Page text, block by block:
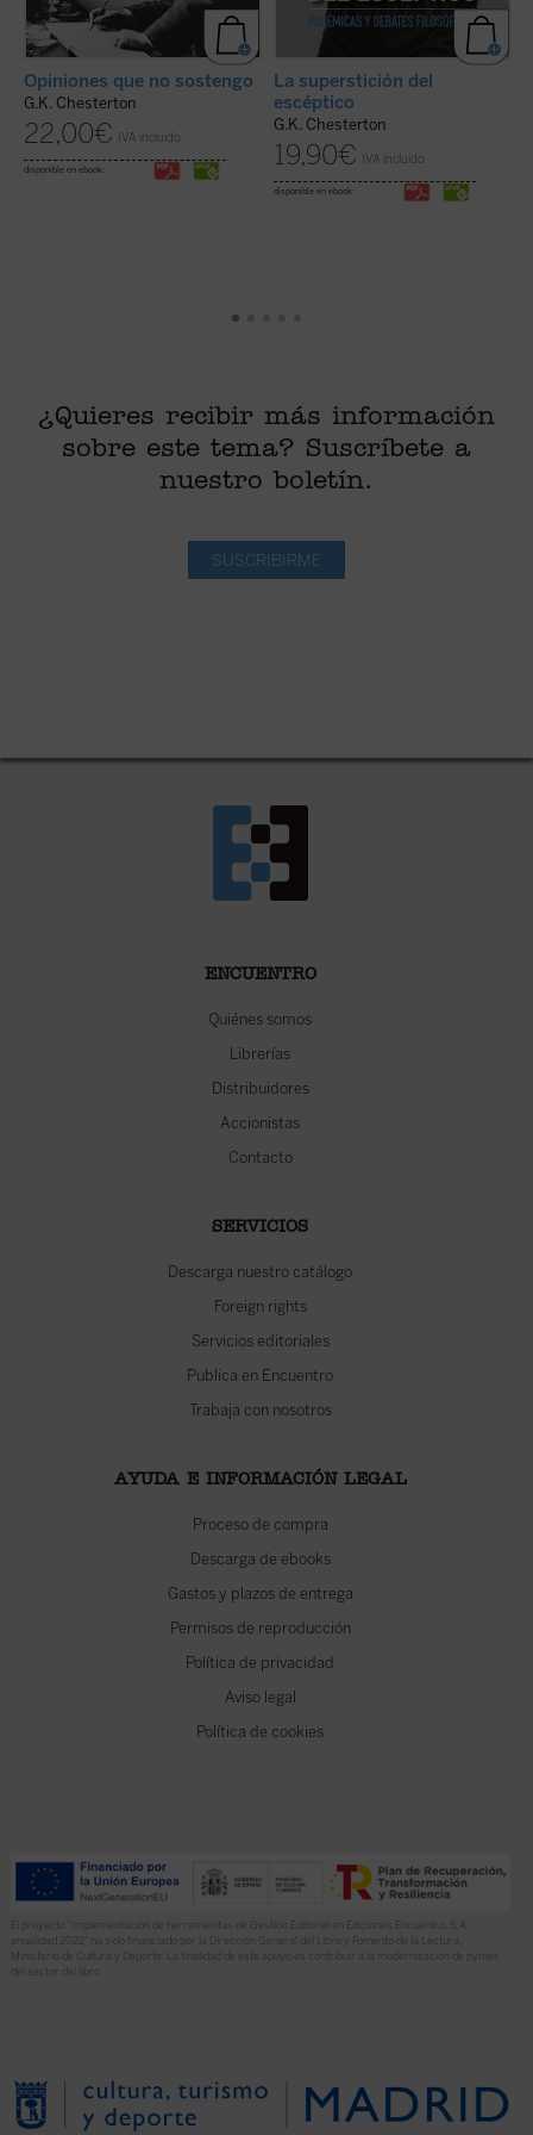
Opiniones que no sostengo
G.K. Chesterton
22,00€ IVA incluido
disponible en ebook:
La superstición del
escéptico
G.K. Chesterton
19,90€ IVA incluido
disponible en ebook:
¿Quieres recibir más información
sobre este tema? Suscríbete a
nuestro boletín.
SUSCRIBIRME
ENCUENTRO
Quiénes somos
Librerías
Distribuidores
Accionistas
Contacto
SERVICIOS
Descarga nuestro catálogo
Foreign rights
Servicios editoriales
Publica en Encuentro
Trabaja con nosotros
AYUDA E INFORMACIÓN LEGAL
Proceso de compra
Descarga de ebooks
Gastos y plazos de entrega
Permisos de reproducción
Política de privacidad
Aviso legal
Política de cookies
El proyecto “Implementación de herramientas de Gestión Editorial en Ediciones Encuentro, S.A.
anualidad 2022” ha sido financiado por la Dirección General del Libro y Fomento de la Lectura,
Ministerio de Cultura y Deporte. La finalidad de este apoyo es contribuir a la modernización de pymes
del sector del libro.